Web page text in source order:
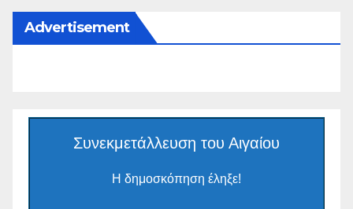
Advertisement
Συνεκμετάλλευση του Αιγαίου
Η δημοσκόπηση έληξε!